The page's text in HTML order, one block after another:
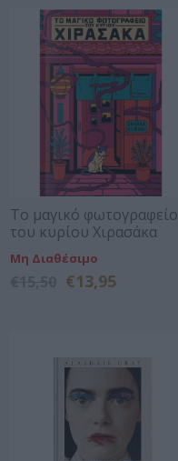
Το μαγικό φωτογραφείο
του κυρίου Χιρασάκα
Μη Διαθέσιμο
€13,95